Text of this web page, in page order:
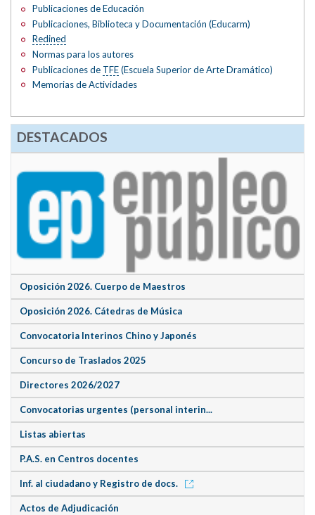
Publicaciones de Educación
Publicaciones, Biblioteca y Documentación (Educarm)
Redined
Normas para los autores
Publicaciones de TFE(Escuela Superior de Arte Dramático)
Memorias de Actividades
DESTACADOS
Oposición 2026. Cuerpo de Maestros
Oposición 2026. Cátedras de Música
Convocatoria Interinos Chino y Japonés
Concurso de Traslados 2025
Directores 2026/2027
Convocatorias urgentes (personal interin...
Listas abiertas
P.A.S. en Centros docentes
Inf. al ciudadano y Registro de docs.
Actos de Adjudicación